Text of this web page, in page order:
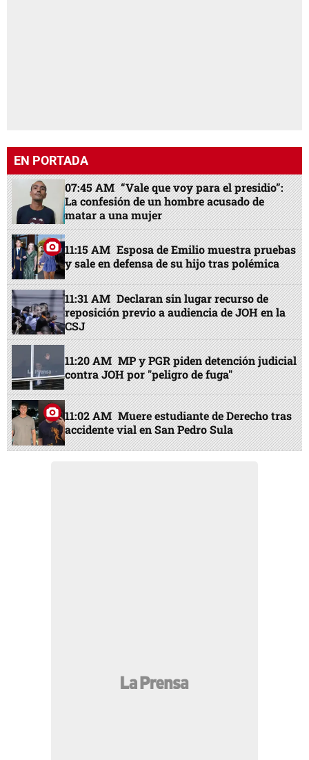
EN PORTADA
07:45 AM “Vale que voy para el presidio”:
La confesión de un hombre acusado de
matar a una mujer
11:15 AM Esposa de Emilio muestra pruebas
y sale en defensa de su hijo tras polémica
11:31 AM Declaran sin lugar recurso de
reposición previo a audiencia de JOH en la
CSJ
11:20 AM MP y PGR piden detención judicial
contra JOH por "peligro de fuga"
11:02 AM Muere estudiante de Derecho tras
accidente vial en San Pedro Sula